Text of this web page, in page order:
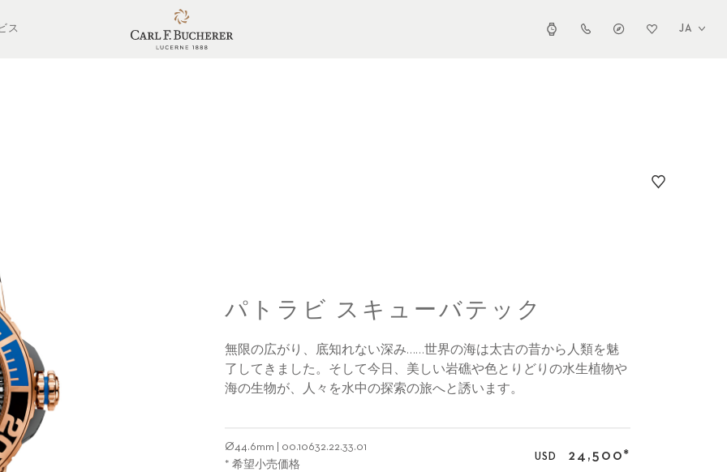
ス JA
パトラビ スキューバテック
無限の広がり、底知れない深み……世界の海は太古の昔から人類を魅
了してきました。そして今日、美しい岩礁や色とりどりの水生植物や
海の生物が、人々を水中の探索の旅へと誘います。
Ø44.6mm
00.10632.22.33.01
* 希望小売価格
USD 24,500*